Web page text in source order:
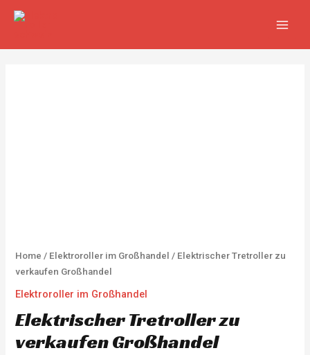
Inhalt
Home / Elektroroller im Großhandel / Elektrischer Tretroller zu
verkaufen Großhandel
Elektroroller im Großhandel
Elektrischer Tretroller zu
verkaufen Großhandel